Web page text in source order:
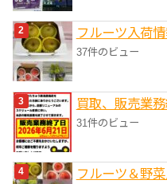
フルーツ入荷
37件のビュー
買取、販売業
31件のビュー
フルーツ＆野